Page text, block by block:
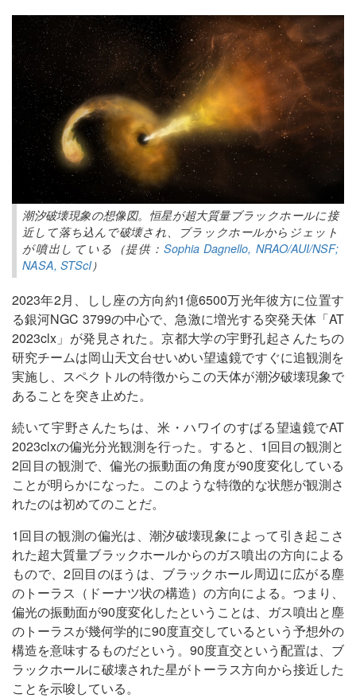
潮汐破壊現象の想像図。恒星が超大質量ブラックホールに接
近して落ち込んで破壊され、ブラックホールからジェット
が噴出している（提供： Sophia Dagnello, NRAO/AUI/NSF;
NASA, STScI）
2023年2月、しし座の方向約1億6500万光年彼方に位置す
る銀河NGC 3799の中心で、急激に増光する突発天体「AT
2023clx」が発見された。京都大学の宇野孔起さんたちの
研究チームは岡山天文台せいめい望遠鏡ですぐに追観測を
実施し、スペクトルの特徴からこの天体が潮汐破壊現象で
あることを突き止めた。
続いて宇野さんたちは、米・ハワイのすばる望遠鏡でAT
2023clxの偏光分光観測を行った。すると、1回目の観測と
2回目の観測で、偏光の振動面の角度が90度変化している
ことが明らかになった。このような特徴的な状態が観測さ
れたのは初めてのことだ。
1回目の観測の偏光は、潮汐破壊現象によって引き起こさ
れた超大質量ブラックホールからのガス噴出の方向による
もので、2回目のほうは、ブラックホール周辺に広がる塵
のトーラス（ドーナツ状の構造）の方向による。つまり、
偏光の振動面が90度変化したということは、ガス噴出と塵
のトーラスが幾何学的に90度直交しているという予想外の
構造を意味するものだという。90度直交という配置は、ブ
ラックホールに破壊された星がトーラス方向から接近した
ことを示唆している。